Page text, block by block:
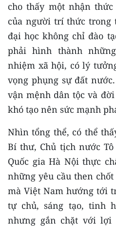
cho thấy một nhận
của người trí thức trong
đại học không chỉ đào
phải hình thành
nhiệm xã hội, có lý
vọng phụng sự đất
vận mệnh dân tộc và
khó tạo nên sức mạnh
Nhìn tổng thể, có thể
Bí thư, Chủ tịch nước
Quốc gia Hà Nội thực
những yêu cầu then
mà Việt Nam hướng tới
tự chủ, sáng tạo, tinh
nhưng gắn chặt với lợi